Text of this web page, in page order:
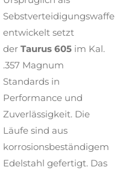
Sebstverteidigungswaffe
entwickelt setzt
der Taurus 605 im Kal.
.357 Magnum
Standards in
Performance und
Zuverlässigkeit. Die
Läufe sind aus
korrosionsbeständigem
Edelstahl gefertigt. Das